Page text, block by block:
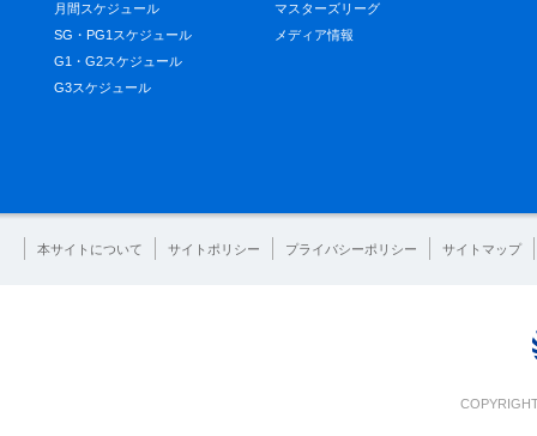
月間スケジュール
SG・PG1スケジュール
G1・G2スケジュール
G3スケジュール
マスターズリーグ
メディア情報
本サイトについて サイトポリシー プライバシーポリシー サイトマップ